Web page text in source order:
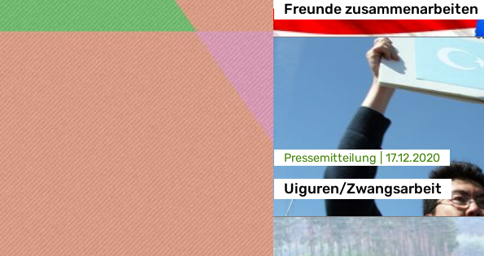
Freunde zusammenarbeiten
Presse­mitteilung | 17.12.2020
Uiguren/Zwangsarbeit